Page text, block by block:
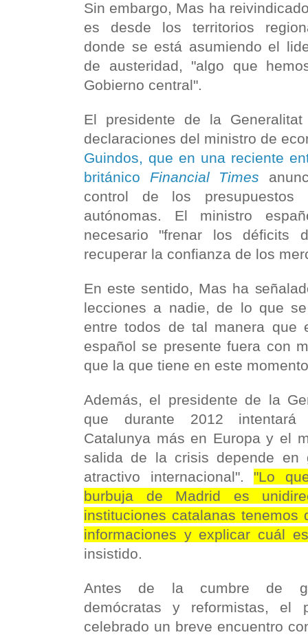
Sin embargo, Mas ha
es desde los territorios
donde se está asumiendo el
de austeridad, "algo que
Gobierno central".
El presidente de la
declaraciones del ministro de
Guindos, que en una reciente
británico Financial Times
control de los presupuestos
autónomas. El ministro
necesario "frenar los déficits
recuperar la confianza de los
En este sentido, Mas ha
lecciones a nadie, de lo que
entre todos de tal manera que
español se presente fuera con
que la que tiene en este
Además, el presidente de la
que durante 2012
Catalunya más en Europa y el
salida de la crisis depende en
atractivo internacional". "Lo
burbuja de Madrid es
instituciones catalanas tenemos
informaciones y explicar cuál
insistido.
Antes de la cumbre de
demócratas y reformistas, el
celebrado un breve encuentro